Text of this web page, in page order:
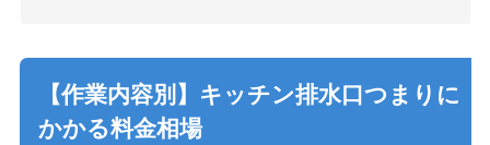
【作業内容別】キッチン排水口つまりに
かかる料金相場